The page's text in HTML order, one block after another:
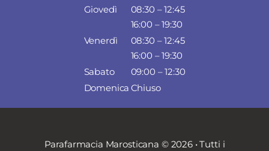
Giovedì
08:30 – 12:45
16:00 – 19:30
Venerdì
08:30 – 12:45
16:00 – 19:30
Sabato
09:00 – 12:30
Domenica Chiuso
Parafarmacia Marosticana © 2026 • Tutti i